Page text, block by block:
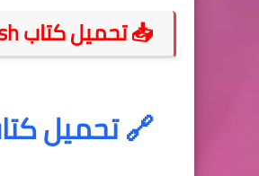
📥 تحميل كتاب Senior English الصف الثالث الثانوي الفصل الدراسي الثاني 2026
🔗